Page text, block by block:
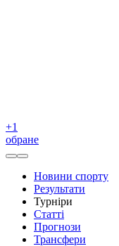
+1
обране
Новини спорту
Результати
Турніри
Статті
Прогнози
Трансфери